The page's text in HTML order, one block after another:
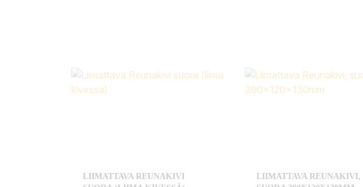
LIIMATTAVA REUNAKIVI
LIIMATTAVA REUNAKIVI,